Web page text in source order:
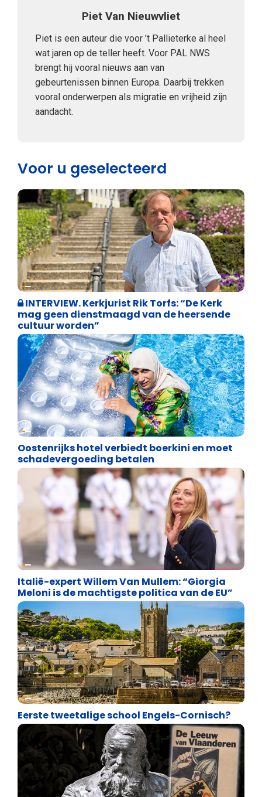
Piet Van Nieuwvliet
Piet is een auteur die voor 't Pallieterke al heel
wat jaren op de teller heeft. Voor PAL NWS
brengt hij vooral nieuws aan van
gebeurtenissen binnen Europa. Daarbij trekken
vooral onderwerpen als migratie en vrijheid zijn
aandacht.
Voor u geselecteerd
Weekblad 't Pallieterke
INTERVIEW. Kerkjurist Rik Torfs: “De Kerk
mag geen dienstmaagd van de heersende
cultuur worden”
Identiteit
Oostenrijks hotel verbiedt boerkini en moet
schadevergoeding betalen
Internationale politiek
Italië-expert Willem Van Mullem: “Giorgia
Meloni is de machtigste politica van de EU”
Identiteit
Eerste tweetalige school Engels-Cornisch?